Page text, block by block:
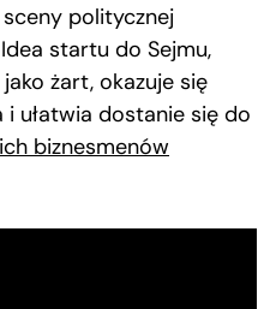
politycznej
startu do Sejmu,
żart, okazuje się
ułatwia dostanie się do
biznesmenów